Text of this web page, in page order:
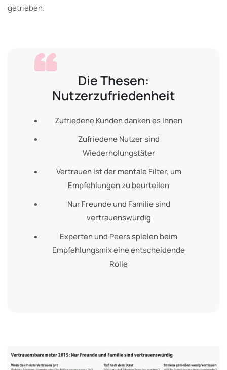
getrieben.
Die Thesen:
Nutzerzufriedenheit
Zufriedene Kunden danken es Ihnen
Zufriedene Nutzer sind
Wiederholungstäter
Vertrauen ist der mentale Filter, um
Empfehlungen zu beurteilen
Nur Freunde und Familie sind
vertrauenswürdig
Experten und Peers spielen beim
Empfehlungsmix eine entscheidende
Rolle